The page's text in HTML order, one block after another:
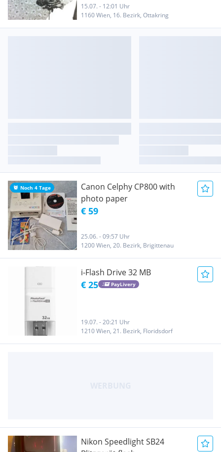
15.07. - 12:01 Uhr
1160 Wien, 16. Bezirk, Ottakring
Noch 4 Tage
Canon Celphy CP800 with
photo paper
€ 59
25.06. - 09:57 Uhr
1200 Wien, 20. Bezirk, Brigittenau
i-Flash Drive 32 MB
€ 25 PayLivery
19.07. - 20:21 Uhr
1210 Wien, 21. Bezirk, Floridsdorf
Nikon Speedlight SB24